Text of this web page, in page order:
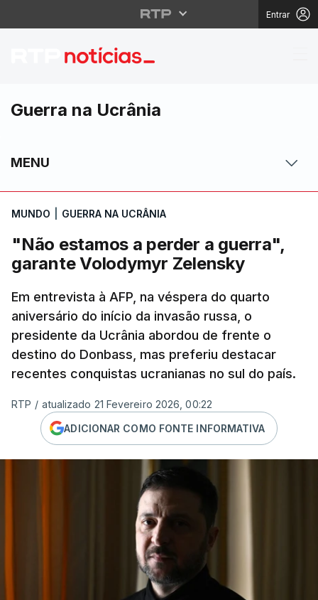
Entrar
"Não estamos a
Guerra na Ucrânia
MENU
MUNDO GUERRA NA UCRÂNIA
"Não estamos a perder a guerra",
garante Volodymyr Zelensky
Em entrevista à AFP, na véspera do quarto
aniversário do início da invasão russa, o
presidente da Ucrânia abordou de frente o
destino do Donbass, mas preferiu destacar
recentes conquistas ucranianas no sul do país.
RTP / atualizado 21 Fevereiro 2026, 00:22
ADICIONAR COMO FONTE INFORMATIVA